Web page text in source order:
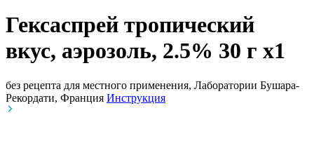
Гексаспрей тропический
вкус, аэрозоль, 2.5% 30 г x1
без рецепта для местного применения, Лаборатории Бушара-
Рекордати, Франция Инструкция